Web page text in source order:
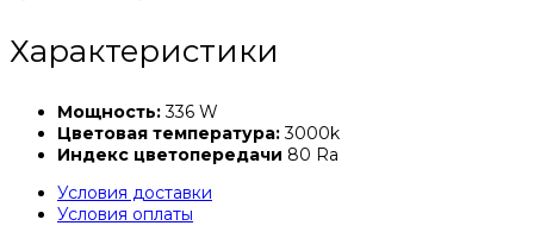
Характеристики
Мощность:336 W
Цветовая температура:3000k
Индекс цветопередачи 80 Ra
Условия доставки
Условия оплаты